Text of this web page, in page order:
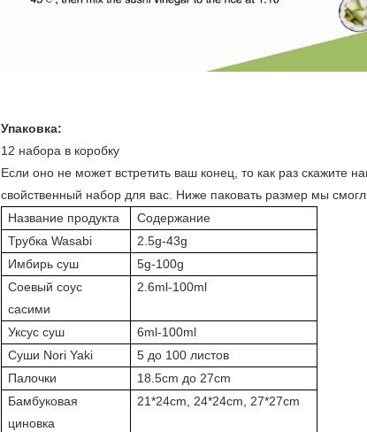
Упаковка:
12 набора в коробку
Если оно не может встретить ваш конец, то как раз скажите
свойственный набор для вас. Ниже паковать размер мы
Название продукта
Содержание
Трубка Wasabi
2.5g-43g
Имбирь суш
5g-100g
Соевый соус
сасими
2.6ml-100ml
Уксус суш
6ml-100ml
Суши Nori Yaki
5 до 100 листов
Палочки
18.5cm до 27cm
Бамбуковая
циновка
21*24cm, 24*24cm, 27*27cm